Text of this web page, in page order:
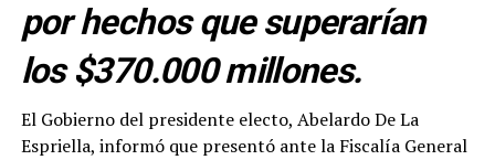
por hechos que superarían
los $370.000 millones.
El Gobierno del presidente electo, Abelardo De La
Espriella, informó que presentó ante la Fiscalía General